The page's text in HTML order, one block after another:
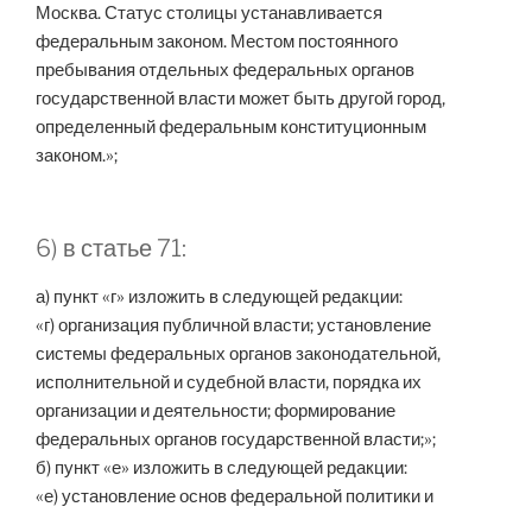
Москва. Статус столицы устанавливается
федеральным законом. Местом постоянного
пребывания отдельных федеральных органов
государственной власти может быть другой город,
определенный федеральным конституционным
законом.»;
6) в статье 71:
а) пункт «г» изложить в следующей редакции:
«г) организация публичной власти; установление
системы федеральных органов законодательной,
исполнительной и судебной власти, порядка их
организации и деятельности; формирование
федеральных органов государственной власти;»;
б) пункт «е» изложить в следующей редакции:
«е) установление основ федеральной политики и